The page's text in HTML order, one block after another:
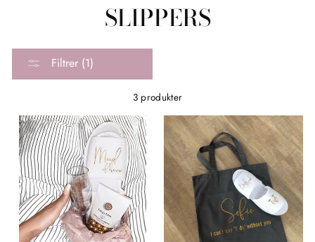
SLIPPERS
Filtrer (1)
3 produkter